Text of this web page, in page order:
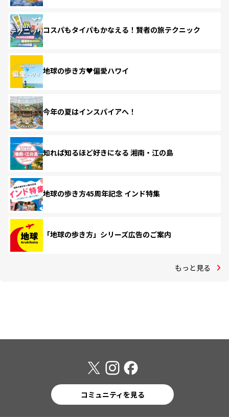
コスパもタイパもかなえる！賢者の旅テクニック
地球の歩き方♥偏愛ハワイ
今年の夏はインスパイアへ！
知れば知るほど好きになる 湘南・江の島
地球の歩き方45周年記念 インド特集
「地球の歩き方」シリーズ広告のご案内
もっと見る
コミュニティを見る